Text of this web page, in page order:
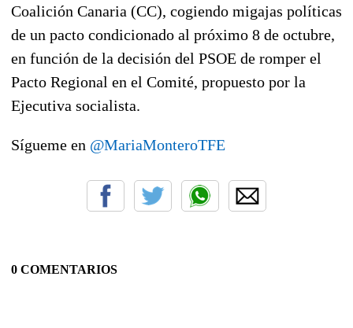
Coalición Canaria (CC), cogiendo migajas políticas
de un pacto condicionado al próximo 8 de octubre,
en función de la decisión del PSOE de romper el
Pacto Regional en el Comité, propuesto por la
Ejecutiva socialista.
Sígueme en @MariaMonteroTFE
0 COMENTARIOS